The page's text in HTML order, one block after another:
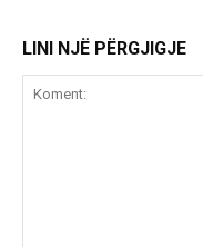
LINI NJË PËRGJIGJE